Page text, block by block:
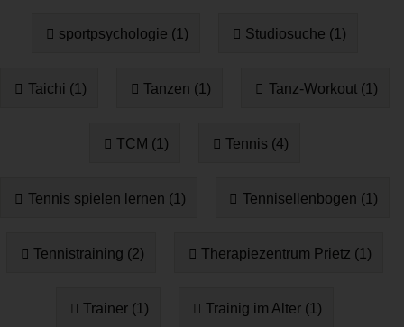
sportpsychologie (1) Studiosuche (1)
Taichi (1) Tanzen (1) Tanz-Workout (1)
TCM (1) Tennis (4)
Tennis spielen lernen (1) Tennisellenbogen (1)
Tennistraining (2) Therapiezentrum Prietz (1)
Trainer (1) Trainig im Alter (1)